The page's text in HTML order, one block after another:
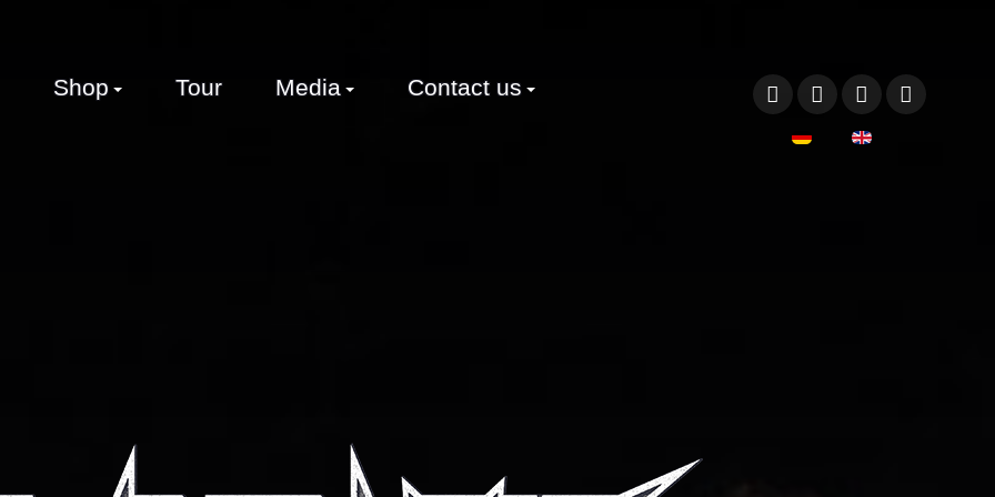
Shop Tour Media Contact us
Sprache auswählen